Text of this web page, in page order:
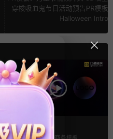
穿梭吸血鬼节日活动预告PR模板
Halloween Intro
FCPX发生器